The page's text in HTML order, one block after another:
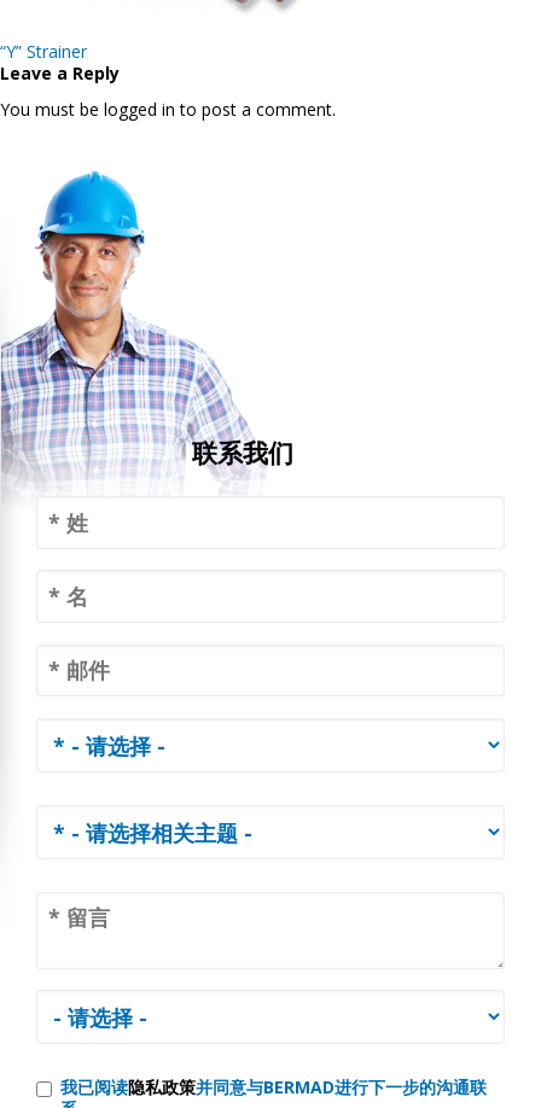
Post
navigation
“Y” Strainer
Leave a Reply
You must be logged in to post a comment.
联系我们
我已阅读隐私政策并同意与BERMAD进行下一步的沟通联